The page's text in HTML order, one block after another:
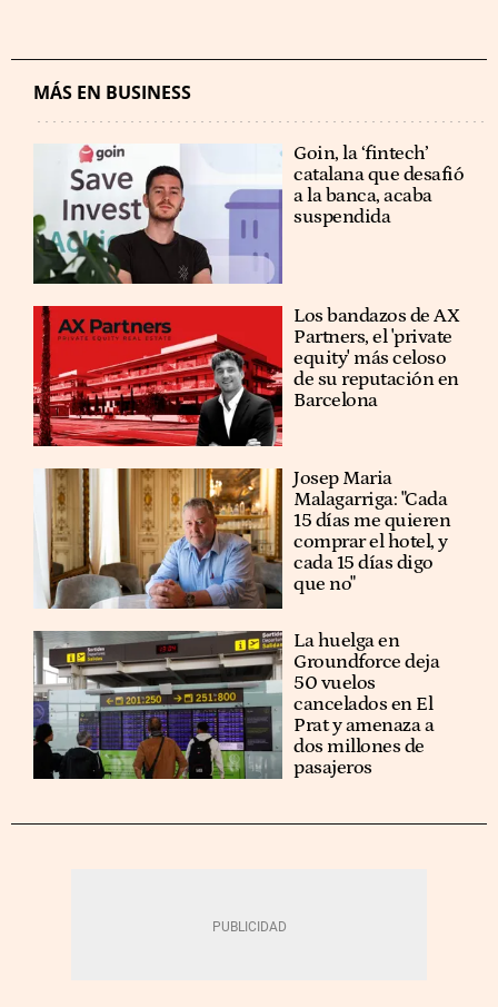
MÁS EN BUSINESS
Goin, la ‘fintech’
catalana que desafió
a la banca, acaba
suspendida
Los bandazos de AX
Partners, el 'private
equity' más celoso
de su reputación en
Barcelona
​​Josep Maria
Malagarriga: "Cada
15 días me quieren
comprar el hotel, y
cada 15 días digo
que no"
La huelga en
Groundforce deja
50 vuelos
cancelados en El
Prat y amenaza a
dos millones de
pasajeros